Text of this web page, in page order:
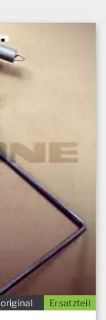
Ersatzteil
original